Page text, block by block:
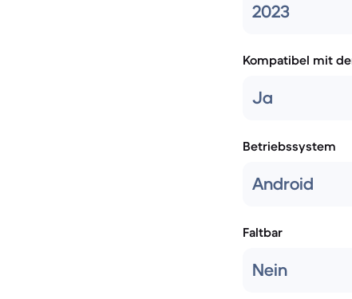
2023
Kompatibel mit
Ja
Betriebssystem
Android
Faltbar
Nein